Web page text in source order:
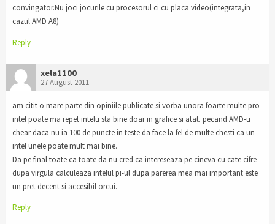
convingator.Nu joci jocurile cu procesorul ci cu placa video(integrata,in
cazul AMD A8)
Reply
xela1100
27 August 2011
am citit o mare parte din opiniile publicate si vorba unora foarte multe pro
intel poate ma repet intelu sta bine doar in grafice si atat. pecand AMD-u
chear daca nu ia 100 de puncte in teste da face la fel de multe chesti ca un
intel unele poate mult mai bine.
Da pe final toate ca toate da nu cred ca intereseaza pe cineva cu cate cifre
dupa virgula calculeaza intelul pi-ul dupa parerea mea mai important este
un pret decent si accesibil orcui.
Reply